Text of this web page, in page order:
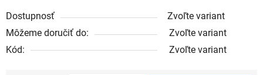
Dostupnosť
Zvoľte variant
Môžeme doručiť do:
Zvoľte variant
Kód:
Zvoľte variant